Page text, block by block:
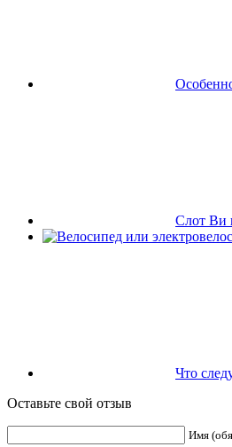
Слот Ви
Что
Оставьте свой отзыв
Имя